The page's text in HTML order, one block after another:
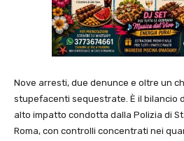
Nove arresti, due denunce e oltre un
stupefacenti sequestrate. È il bilancio
alto impatto condotta dalla Polizia di
Roma, con controlli concentrati nei